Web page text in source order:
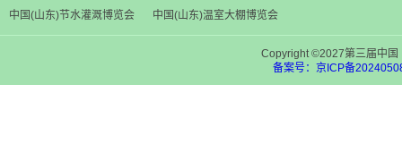
中国(山东)节水灌溉博览会 中国(山东)温室大棚博览会
Copyright ©2027第三届中国
备案号：京ICP备